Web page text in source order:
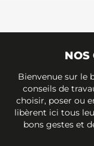
NOS
Bienvenue sur le
conseils de
choisir, poser ou
libèrent ici tous
bons gestes et